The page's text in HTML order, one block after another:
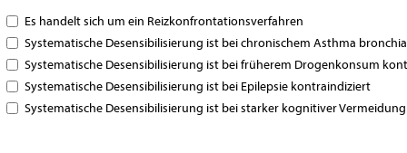
Es handelt sich um ein Reizkonfrontationsverfahren
Systematische Desensibilisierung ist bei chronischem Asthma
Systematische Desensibilisierung ist bei früherem Drogenkonsum
Systematische Desensibilisierung ist bei Epilepsie kontraindiziert
Systematische Desensibilisierung ist bei starker kognitiver